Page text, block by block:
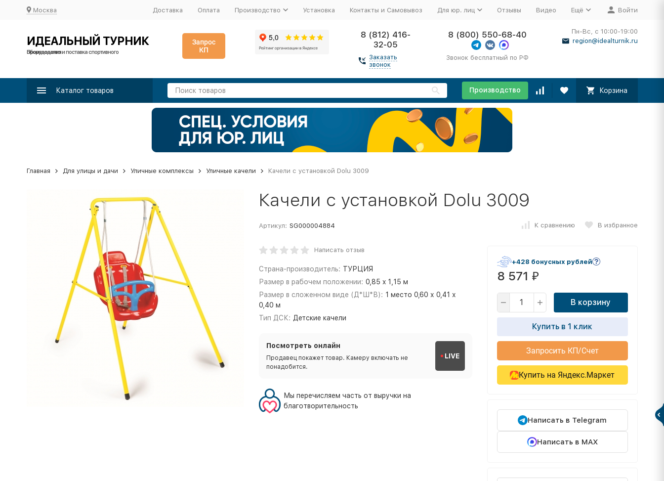
Москва Доставка Оплата Производство Установка Контакты и Самовывоз Для юр. лиц Отзывы Видео Ещё Войти
ИДЕАЛЬНЫЙ ТУРНИК
Производство и поставка спортивного оборудования
Запрос
КП
8 (812) 416-
32-05
Заказать
звонок
8 (800) 550-68-40
Звонок бесплатный по РФ
Пн-Вс, с 10:00-19:00
region@idealturnik.ru
Каталог товаров Производство Корзина
Главная Для улицы и дачи Уличные комплексы Уличные качели Качели с установкой Dolu 3009
Качели с установкой Dolu 3009
Артикул: SG000004884 К сравнению В избранное
Написать отзыв
Страна-производитель: ТУРЦИЯ
Размер в рабочем положении: 0,85 x 1,15 м
Размер в сложенном виде (Д*Ш*В): 1 место 0,60 х 0,41 х
0,40 м
Тип ДСК: Детские качели
Посмотреть онлайн
Продавец покажет товар. Камеру включать не
понадобится.
LIVE
Мы перечисляем часть от выручки на
благотворительность
+428 бонусных рублей
8 571 ₽
В корзину
Купить в 1 клик
Запросить КП/Счет
Купить на Яндекс.Маркет
Написать в Telegram
Написать в MAX